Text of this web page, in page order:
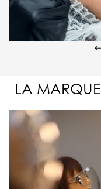
LA MARQUE